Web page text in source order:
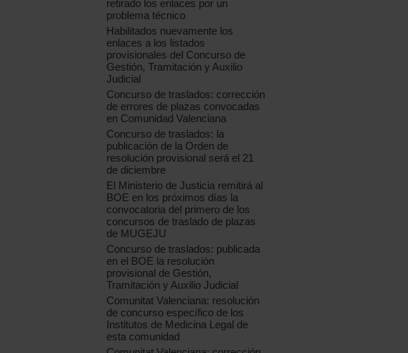
retirado los enlaces por un
problema técnico
Habilitados nuevamente los
enlaces a los listados
provisionales del Concurso de
Gestión, Tramitación y Auxilio
Judicial
Concurso de traslados: corrección
de errores de plazas convocadas
en Comunidad Valenciana
Concurso de traslados: la
publicación de la Orden de
resolución provisional será el 21
de diciembre
El Ministerio de Justicia remitirá al
BOE en los próximos días la
convocatoria del primero de los
concursos de traslado de plazas
de MUGEJU
Concurso de traslados: publicada
en el BOE la resolución
provisional de Gestión,
Tramitación y Auxilio Judicial
Comunitat Valenciana: resolución
de concurso específico de los
Institutos de Medicina Legal de
esta comunidad